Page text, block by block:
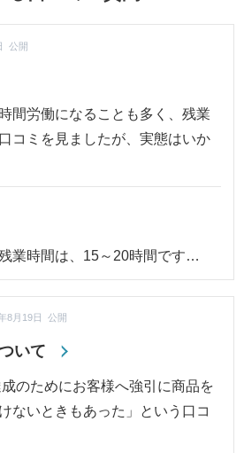
公開
間労働になることも多く、残業
コミを見ましたが、実態はいか
業時間は、15～20時間です…
いて
8月19日 公開
成のためにお客様へ強引に商品を
ないときもあった」という口コ